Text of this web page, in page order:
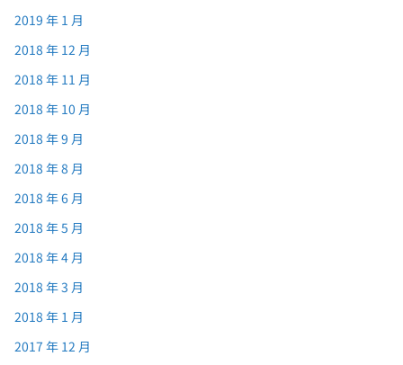
2019 年 1 月
2018 年 12 月
2018 年 11 月
2018 年 10 月
2018 年 9 月
2018 年 8 月
2018 年 6 月
2018 年 5 月
2018 年 4 月
2018 年 3 月
2018 年 1 月
2017 年 12 月